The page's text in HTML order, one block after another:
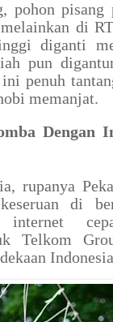
pohon
di
diganti
pun
penuh
memanjat.
Dengan
rupanya
di
internet
Telkom